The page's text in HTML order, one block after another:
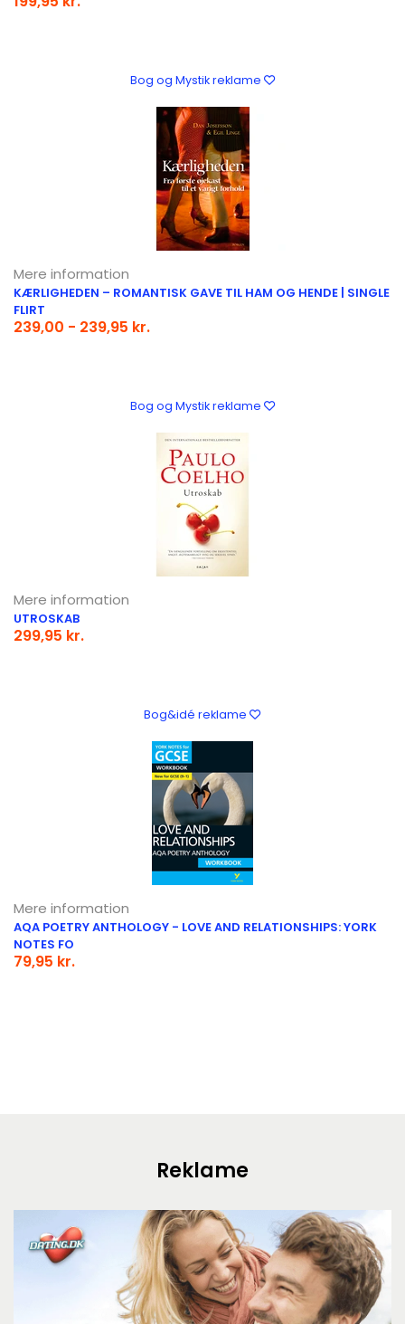
Bog og Mystik reklame
Mere information
KÆRLIGHEDEN – ROMANTISK GAVE TIL HAM OG HENDE | SINGLE
FLIRT
239,00 - 239,95 kr.
Bog og Mystik reklame
Mere information
UTROSKAB
299,95 kr.
Bog&idé reklame
Mere information
AQA POETRY ANTHOLOGY - LOVE AND RELATIONSHIPS: YORK
NOTES FO
79,95 kr.
Reklame